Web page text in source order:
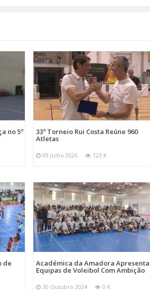
no 5º 33º Torneio Rui Costa Reúne 960
Atletas
09 Julho 2026 123 K
de Académica da Amadora Apresenta
Equipas de Voleibol Com Ambição
30 Outubro 2024 0 K